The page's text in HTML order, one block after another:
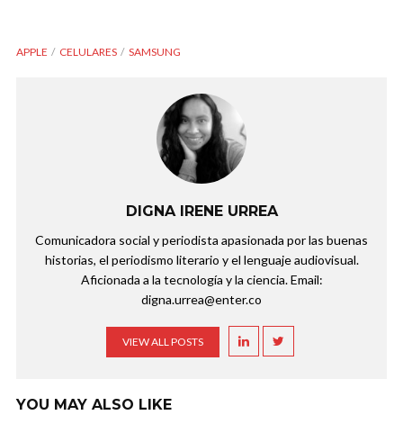
APPLE CELULARES SAMSUNG
DIGNA IRENE URREA
Comunicadora social y periodista apasionada por las buenas
historias, el periodismo literario y el lenguaje audiovisual.
Aficionada a la tecnología y la ciencia. Email:
digna.urrea@enter.co
VIEW ALL POSTS
YOU MAY ALSO LIKE